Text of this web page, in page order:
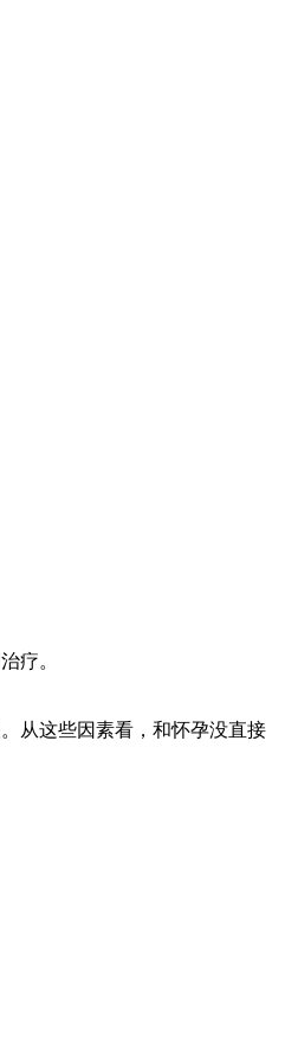
疗。
从这些因素看，和怀孕没直接